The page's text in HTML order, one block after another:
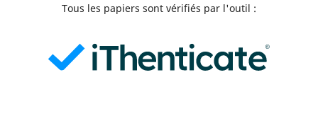
Tous les papiers sont vérifiés par l'outil :